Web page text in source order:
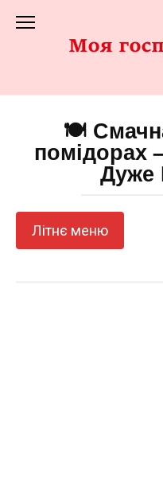
до
🍽️
помідорах
Дуже
Літнє меню